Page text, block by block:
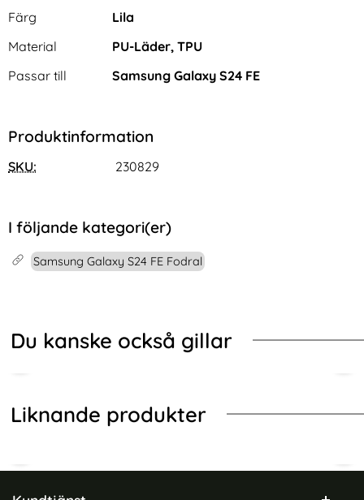
Egenskaper/attribut för denna produkt
Attribut
Färg
Lila
Material
PU-Läder, TPU
Passar till
Samsung Galaxy S24 FE
Produktinformation
SKU: 230829
I följande kategori(er)
Samsung Galaxy S24 FE Fodral
Du kanske också gillar
Liknande produkter
Sidfot Blandad info och länkar